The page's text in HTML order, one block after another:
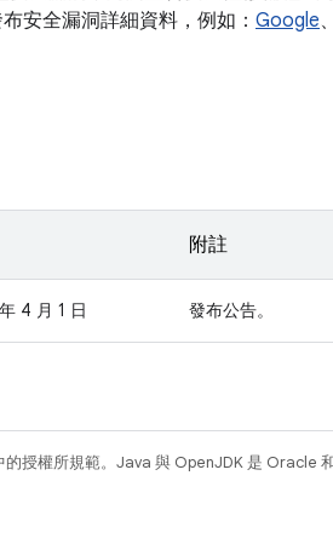
安全漏洞詳細資料，例如： Google、
附註
4 月 1 日 發布公告。
的授權所規範。Java 與 OpenJDK 是 Oracle